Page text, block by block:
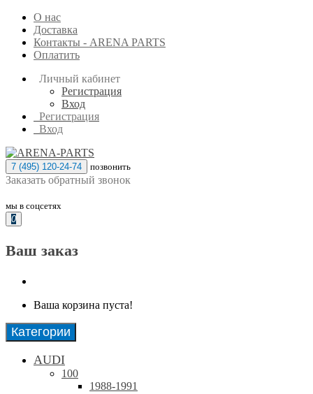
О нас
Доставка
Контакты - ARENA PARTS
Оплатить
Личный кабинет
Регистрация
Вход
Регистрация
Вход
7 (495) 120-24-74 позвонить
Заказать обратный звонок
мы в соцсетях
0
Ваш заказ
Ваша корзина пуста!
Категории
AUDI
100
1988-1991